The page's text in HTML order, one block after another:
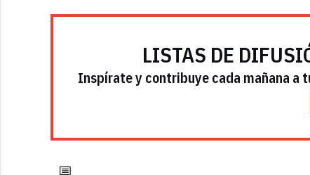
LISTAS DE
Inspírate y contribuye cada mañana a